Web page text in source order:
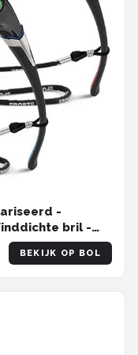
-
bril -
BEKIJK OP BOL